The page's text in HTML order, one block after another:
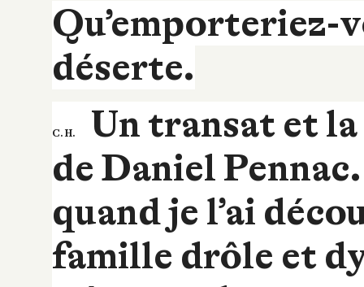
Qu’emporteriez-
déserte.
C. H.
Un transat et la
de Daniel
quand je l’ai
famille drôle et